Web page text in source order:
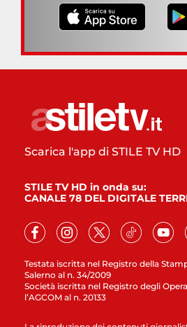
Testata iscritta nel Registro della
Salerno al n. 34/2009
Società iscritta nel Registro degli
l’AGCOM al n. 20133
Scarica l'app di STILE TV HD
STILE TV HD in onda su:
CANALE 78 DEL DIGITALE